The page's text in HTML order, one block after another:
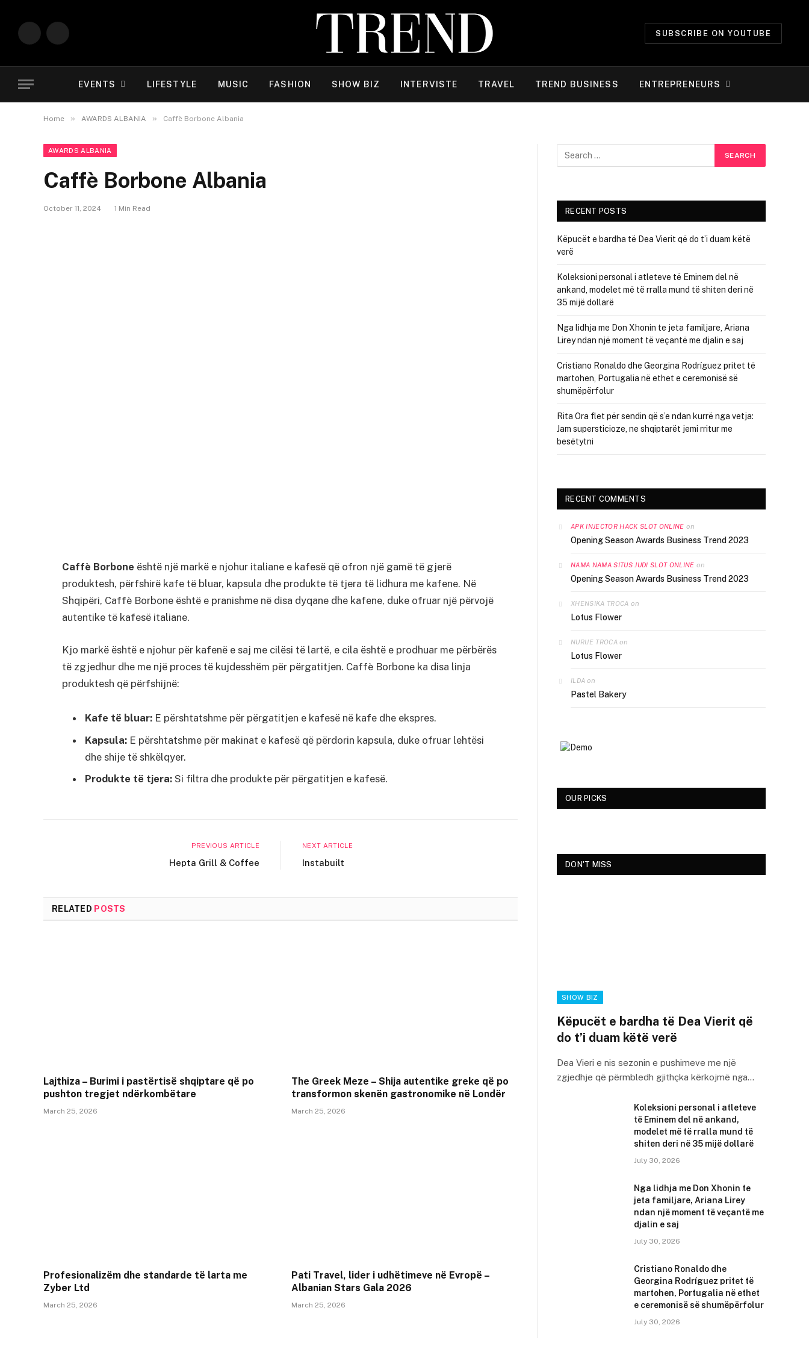
InstagramYouTube
SUBSCRIBE ON YOUTUBE
EVENTS LIFESTYLE MUSIC FASHION SHOW BIZ INTERVISTE TRAVEL TREND BUSINESS ENTREPRENEURS
Home » AWARDS ALBANIA » Caffè Borbone Albania
AWARDS ALBANIA
Caffè Borbone Albania
October 11, 2024 1 Min Read
Caffè Borbone është një markë e njohur italiane e kafesë që ofron një gamë të gjerë
produktesh, përfshirë kafe të bluar, kapsula dhe produkte të tjera të lidhura me kafene. Në
Shqipëri, Caffè Borbone është e pranishme në disa dyqane dhe kafene, duke ofruar një përvojë
autentike të kafesë italiane.
Kjo markë është e njohur për kafenë e saj me cilësi të lartë, e cila është e prodhuar me përbërës
të zgjedhur dhe me një proces të kujdesshëm për përgatitjen. Caffè Borbone ka disa linja
produktesh që përfshijnë:
Kafe të bluar: E përshtatshme për përgatitjen e kafesë në kafe dhe ekspres.
Kapsula: E përshtatshme për makinat e kafesë që përdorin kapsula, duke ofruar lehtësi
dhe shije të shkëlqyer.
Produkte të tjera: Si filtra dhe produkte për përgatitjen e kafesë.
PREVIOUS ARTICLE
Hepta Grill & Coffee
NEXT ARTICLE
Instabuilt
RELATED POSTS
Lajthiza – Burimi i pastërtisë shqiptare që po
pushton tregjet ndërkombëtare
March 25, 2026
The Greek Meze – Shija autentike greke që po
transformon skenën gastronomike në Londër
March 25, 2026
Profesionalizëm dhe standarde të larta me
Zyber Ltd
March 25, 2026
Pati Travel, lider i udhëtimeve në Evropë –
Albanian Stars Gala 2026
March 25, 2026
RECENT POSTS
Këpucët e bardha të Dea Vierit që do t’i duam këtë
verë
Koleksioni personal i atleteve të Eminem del në
ankand, modelet më të rralla mund të shiten deri në
35 mijë dollarë
Nga lidhja me Don Xhonin te jeta familjare, Ariana
Lirey ndan një moment të veçantë me djalin e saj
Cristiano Ronaldo dhe Georgina Rodríguez pritet të
martohen, Portugalia në ethet e ceremonisë së
shumëpërfolur
Rita Ora flet për sendin që s’e ndan kurrë nga vetja:
Jam supersticioze, ne shqiptarët jemi rritur me
besëtytni
RECENT COMMENTS
APK INJECTOR HACK SLOT ONLINE on
Opening Season Awards Business Trend 2023
NAMA NAMA SITUS JUDI SLOT ONLINE on
Opening Season Awards Business Trend 2023
XHENSIKA TROCA on
Lotus Flower
NURIJE TROCAon
Lotus Flower
ILDA on
Pastel Bakery
OUR PICKS
DON'T MISS
SHOW BIZ
Këpucët e bardha të Dea Vierit që
do t’i duam këtë verë
Dea Vieri e nis sezonin e pushimeve me një
zgjedhje që përmbledh gjithçka kërkojmë nga…
Koleksioni personal i atleteve
të Eminem del në ankand,
modelet më të rralla mund të
shiten deri në 35 mijë dollarë
July 30, 2026
Nga lidhja me Don Xhonin te
jeta familjare, Ariana Lirey
ndan një moment të veçantë me
djalin e saj
July 30, 2026
Cristiano Ronaldo dhe
Georgina Rodríguez pritet të
martohen, Portugalia në ethet
e ceremonisë së shumëpërfolur
July 30, 2026